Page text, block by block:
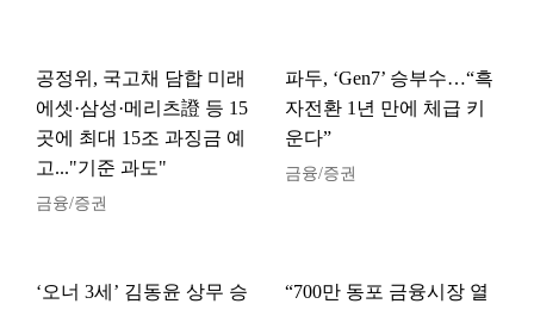
공정위, 국고채 담합 미래
에셋·삼성·메리츠證 등 15
곳에 최대 15조 과징금 예
고..."기준 과도"
금융/증권
파두, ‘Gen7’ 승부수…“흑
자전환 1년 만에 체급 키
운다”
금융/증권
‘오너 3세’ 김동윤 상무 승
“700만 동포 금융시장 열